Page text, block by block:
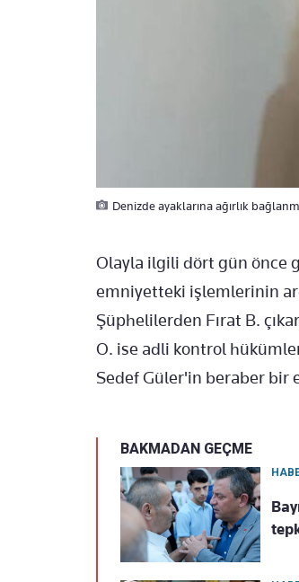
Denizde ayaklarına ağırlık
Olayla ilgili dört gün önce
emniyetteki işlemlerinin
Şüphelilerden Fırat B.
O. ise adli kontrol
Sedef Güler'in beraber bir
BAKMADAN GEÇME